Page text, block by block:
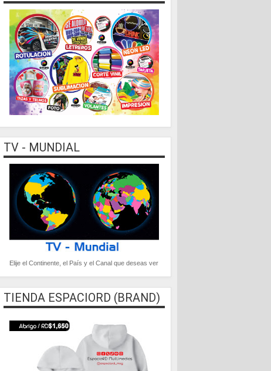
TV - MUNDIAL
Elije el Continente, el País y el Canal que deseas ver
TIENDA ESPACIORD (BRAND)